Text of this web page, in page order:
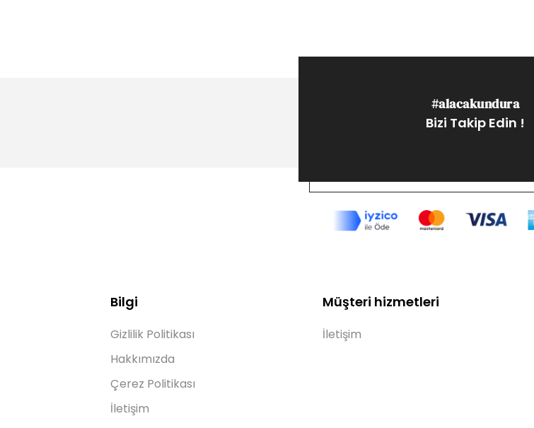
#alacakundura
Bizi Takip Edin !
Bilgi
Gizlilik Politikası
Hakkımızda
Çerez Politikası
İletişim
Müşteri hizmetleri
İletişim